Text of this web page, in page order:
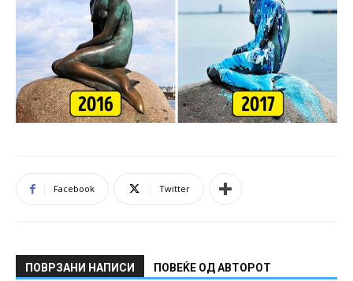
Facebook Twitter
ПОВРЗАНИ НАПИСИ ПОВЕЌЕ ОД АВТОРОТ